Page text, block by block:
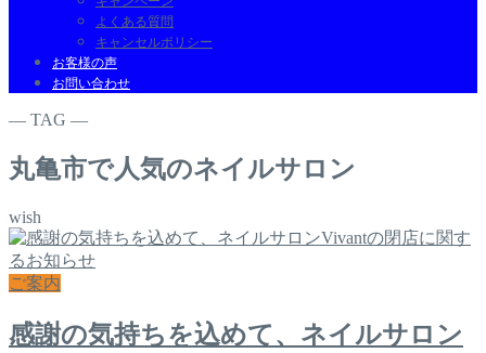
よくある質問
キャンセルポリシー
お客様の声
お問い合わせ
― TAG ―
丸亀市で人気のネイルサロン
wish
ご案内
感謝の気持ちを込めて、ネイルサロン